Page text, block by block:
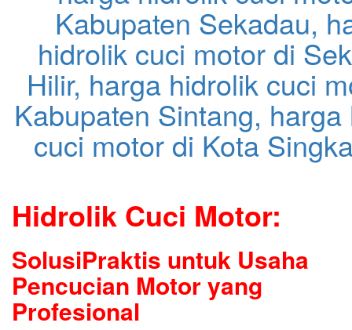
Hidrolik Cuci Motor:
SolusiPraktis untuk Usaha
Pencucian Motor yang
Profesional